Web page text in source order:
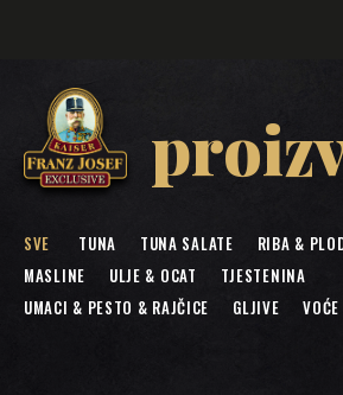
SVE TUNA TUNA SALATE
RIBA &
MASLINE
ULJE & OCAT
TJESTENINA
UMACI & PESTO & RAJČICE
GLJIVE VOĆE